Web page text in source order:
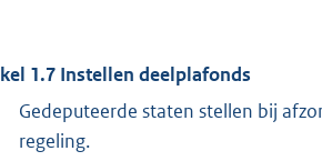
1.7 Instellen deelplafonds
Gedeputeerde staten stellen bij
regeling.